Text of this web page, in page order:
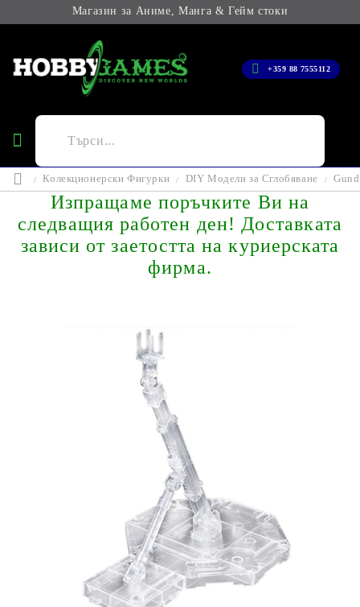
Магазин за Аниме, Манга & Гейм стоки
+359 88 7555112
Колекционерски Фигурки DIY Модели за Сглобяване
Изпращаме поръчките Ви на
следващия работен ден! Доставката
зависи от заетостта на куриерската
фирма.